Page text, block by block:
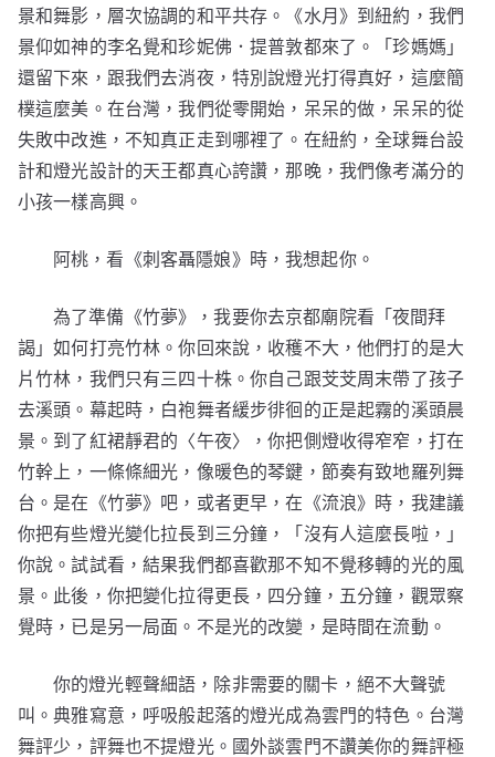
景和舞影，層次協調的和平共存。《水月》到紐約，我們
景仰如神的李名覺和珍妮佛．提普敦都來了。「珍媽媽」
還留下來，跟我們去消夜，特別說燈光打得真好，這麼簡
樸這麼美。在台灣，我們從零開始，呆呆的做，呆呆的從
失敗中改進，不知真正走到哪裡了。在紐約，全球舞台設
計和燈光設計的天王都真心誇讚，那晚，我們像考滿分的
小孩一樣高興。
阿桃，看《刺客聶隱娘》時，我想起你。
為了準備《竹夢》，我要你去京都廟院看「夜間拜
謁」如何打亮竹林。你回來說，收穫不大，他們打的是大
片竹林，我們只有三四十株。你自己跟芠芠周末帶了孩子
去溪頭。幕起時，白袍舞者緩步徘徊的正是起霧的溪頭晨
景。到了紅裙靜君的〈午夜〉，你把側燈收得窄窄，打在
竹幹上，一條條細光，像暖色的琴鍵，節奏有致地羅列舞
台。是在《竹夢》吧，或者更早，在《流浪》時，我建議
你把有些燈光變化拉長到三分鐘，「沒有人這麼長啦，」
你說。試試看，結果我們都喜歡那不知不覺移轉的光的風
景。此後，你把變化拉得更長，四分鐘，五分鐘，觀眾察
覺時，已是另一局面。不是光的改變，是時間在流動。
你的燈光輕聲細語，除非需要的關卡，絕不大聲號
叫。典雅寫意，呼吸般起落的燈光成為雲門的特色。台灣
舞評少，評舞也不提燈光。國外談雲門不讚美你的舞評極